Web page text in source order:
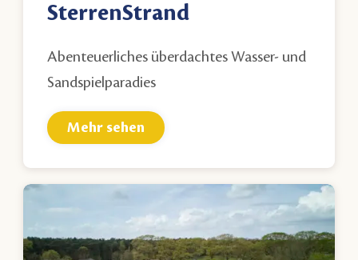
SterrenStrand
Abenteuerliches überdachtes Wasser- und
Sandspielparadies
Mehr sehen